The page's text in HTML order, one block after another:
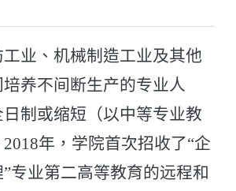
业、机械制造工业及其他
养不间断生产的专业人
制或缩短（以中等专业教
年，学院首次招收了“企
专业第二高等教育的远程和